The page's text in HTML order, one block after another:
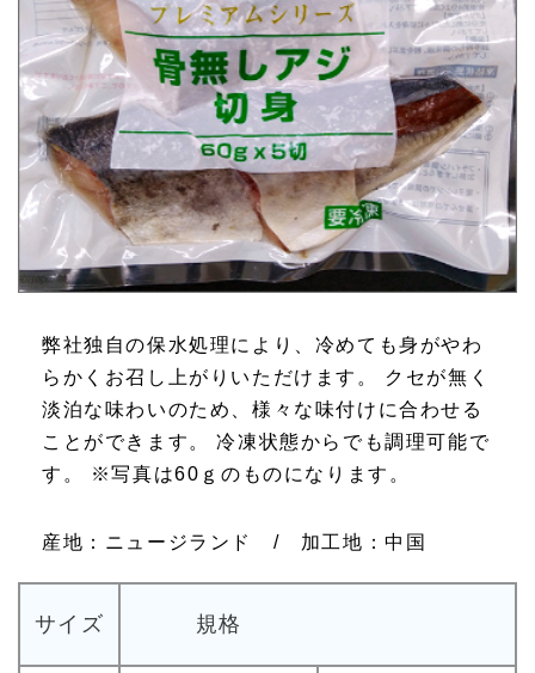
弊社独自の保水処理により、冷めても身がやわ
らかくお召し上がりいただけます。 クセが無く
淡泊な味わいのため、様々な味付けに合わせる
ことができます。 冷凍状態からでも調理可能で
す。 ※写真は60ｇのものになります。
産地：ニュージランド / 加工地：中国
サイズ 規格